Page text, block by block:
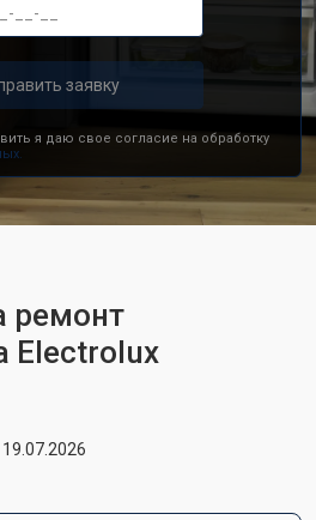
заявку
я даю свое согласие на обработку
ремонт
Electrolux